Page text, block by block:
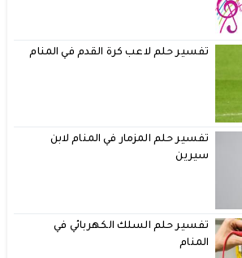
تفسير حلم لاعب كرة القدم في المنام
تفسير حلم المزمار في المنام لابن
سيرين
تفسير حلم السلك الكهربائي في
المنام